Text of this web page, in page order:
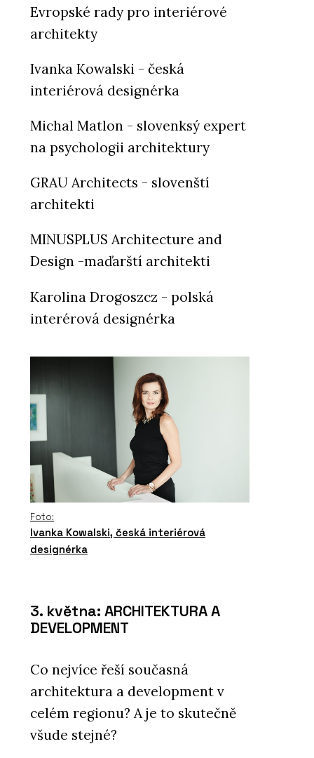
Evropské rady pro interiérové
architekty
Ivanka Kowalski - česká
interiérová designérka
Michal Matlon - slovenksý expert
na psychologii architektury
GRAU Architects - slovenští
architekti
MINUSPLUS Architecture and
Design -maďarští architekti
Karolina Drogoszcz - polská
interérová designérka
Foto:
Ivanka Kowalski, česká interiérová
designérka
3. května: ARCHITEKTURA A
DEVELOPMENT
Co nejvíce řeší současná
architektura a development v
celém regionu? A je to skutečně
všude stejné?